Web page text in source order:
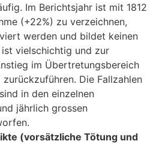
Im Berichtsjahr ist mit 1812
(+22%) zu verzeichnen,
werden und bildet keinen
vielschichtig und zur
im Übertretungsbereich
Die Fallzahlen
in den einzelnen
jährlich grossen
(vorsätzliche Tötung und